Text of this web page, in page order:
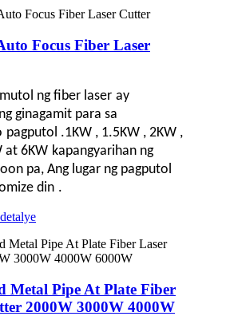
Focus Fiber Laser
ng fiber laser ay
ginagamit para sa
pagputol .1KW , 1.5KW , 2KW ,
at 6KW kapangyarihan ng
pa, Ang lugar ng pagputol
din .
detalye
Metal Pipe At Plate Fiber
2000W 3000W 4000W